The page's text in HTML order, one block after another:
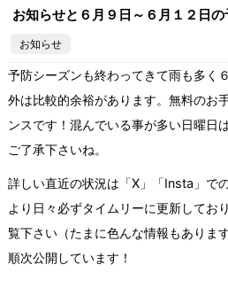
お知らせと６月９日～６月１２日
お知らせ
予防シーズンも終わってきて雨も多く
外は比較的余裕があります。無料のお
ンスです！混んでいる事が多い日曜日
ご了承下さいね。
詳しい直近の状況は「X」「Insta」で
より日々必ずタイムリーに更新してお
覧下さい（たまに色んな情報もありま
順次公開しています！